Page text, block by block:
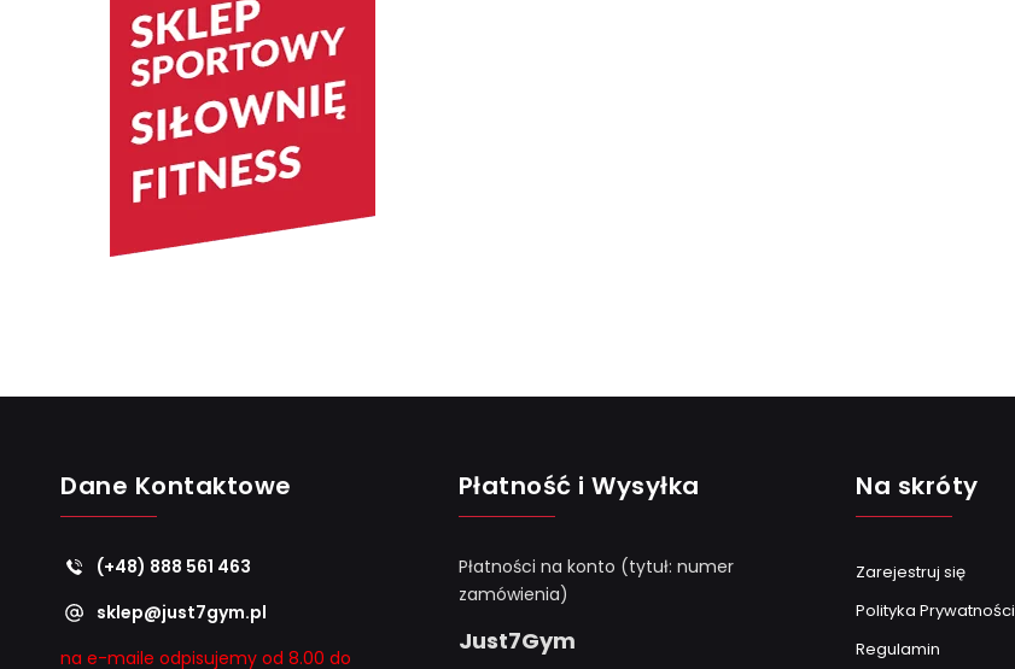
Dane Kontaktowe
(+48) 888 561 463
sklep@just7gym.pl
na e-maile odpisujemy od 8.00 do
Płatność i Wysyłka
Płatności na konto (tytuł: numer
zamówienia)
Just7Gym
Na skróty
Zarejestruj się
Polityka Prywatności
Regulamin